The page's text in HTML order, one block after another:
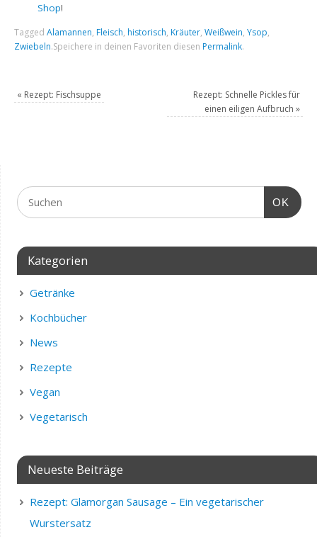
Shop!
TaggedAlamannen, Fleisch, historisch, Kräuter,Weißwein,Ysop,
Zwiebeln.Speichere in deinen Favoriten diesen Permalink.
« Rezept: Fischsuppe
Rezept: Schnelle Pickles für
einen eiligen Aufbruch »
OK
Kategorien
Getränke
Kochbücher
News
Rezepte
Vegan
Vegetarisch
Neueste Beiträge
Rezept: Glamorgan Sausage – Ein vegetarischer
Wurstersatz